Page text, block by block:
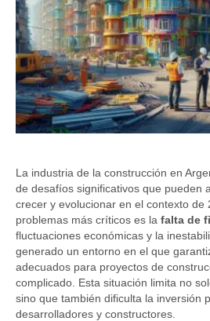
La industria de la construcción en
de desafíos significativos que pueden
crecer y evolucionar en el contexto de
problemas más críticos es la falta de
fluctuaciones económicas y la
generado un entorno en el que
adecuados para proyectos de
complicado. Esta situación limita no
sino que también dificulta la inversión
desarrolladores y constructores.